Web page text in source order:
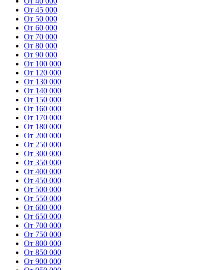
От 45 000
От 50 000
От 60 000
От 70 000
От 80 000
От 90 000
От 100 000
От 120 000
От 130 000
От 140 000
От 150 000
От 160 000
От 170 000
От 180 000
От 200 000
От 250 000
От 300 000
От 350 000
От 400 000
От 450 000
От 500 000
От 550 000
От 600 000
От 650 000
От 700 000
От 750 000
От 800 000
От 850 000
От 900 000